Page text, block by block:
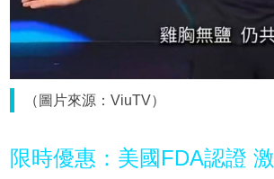
（圖片來源：ViuTV）
限時優惠：美國FDA認證